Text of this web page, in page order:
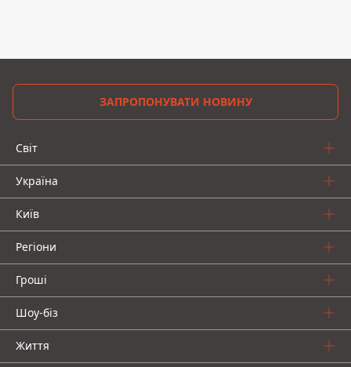
ЗАПРОПОНУВАТИ НОВИНУ
Світ
Україна
Київ
Регіони
Гроші
Шоу-біз
Життя